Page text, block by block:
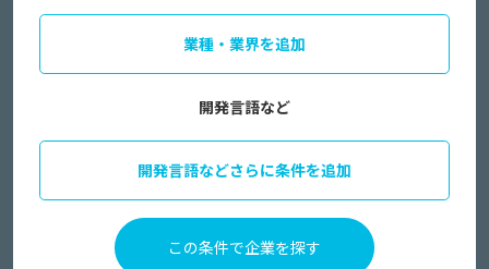
業種・業界を追加
開発言語など
開発言語などさらに条件を追加